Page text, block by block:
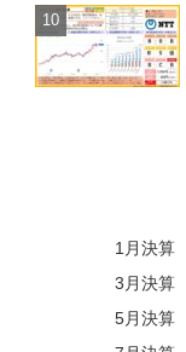
1月決算
3月決算
5月決算